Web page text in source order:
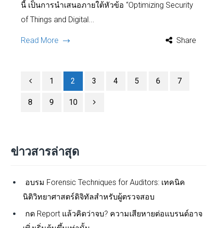
นี้ เป็นการนำเสนอภายใต้หัวข้อ “Optimizing Security
of Things and Digital...
Read More Share
1 2 3 4 5 6 7
8 9 10
ข่าวสารล่าสุด
อบรม Forensic Techniques for Auditors: เทคนิค
นิติวิทยาศาสตร์ดิจิทัลสำหรับผู้ตรวจสอบ
กด Report แล้วคิดว่าจบ? ความเสียหายต่อแบรนด์อาจ